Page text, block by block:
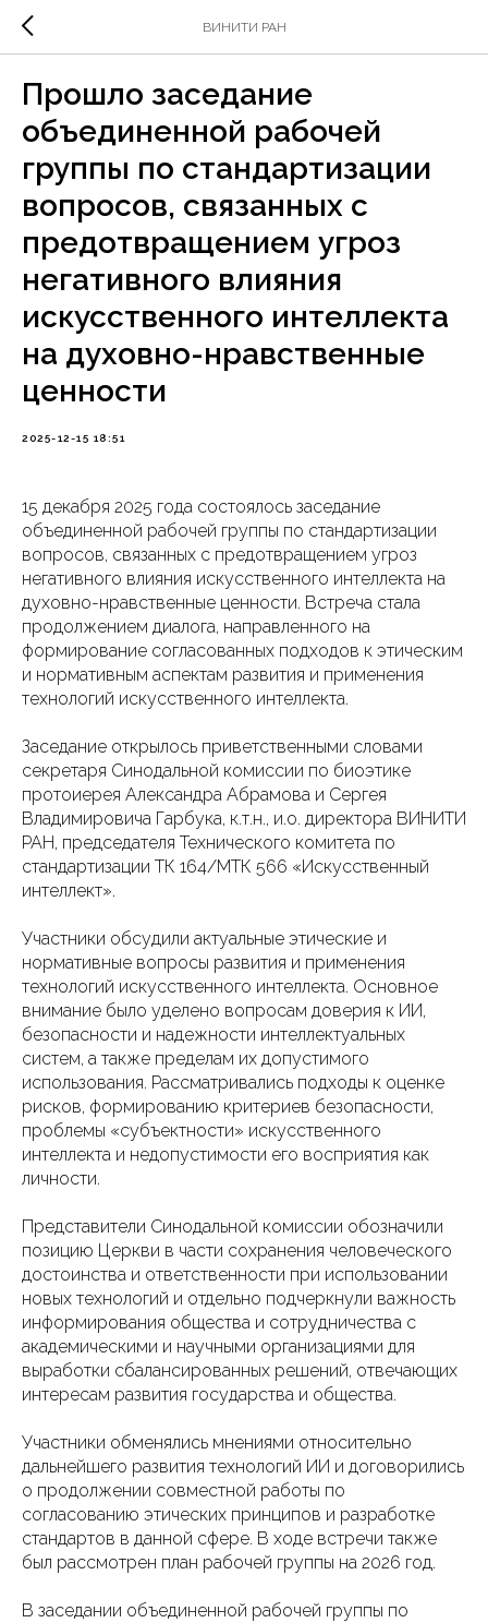
ВИНИТИ РАН
Прошло заседание
объединенной рабочей
группы по стандартизации
вопросов, связанных с
предотвращением угроз
негативного влияния
искусственного интеллекта
на духовно-нравственные
ценности
2025-12-15 18:51
15 декабря 2025 года состоялось заседание
объединенной рабочей группы по стандартизации
вопросов, связанных с предотвращением угроз
негативного влияния искусственного интеллекта на
духовно-нравственные ценности. Встреча стала
продолжением диалога, направленного на
формирование согласованных подходов к этическим
и нормативным аспектам развития и применения
технологий искусственного интеллекта.
Заседание открылось приветственными словами
секретаря Синодальной комиссии по биоэтике
протоиерея Александра Абрамова и Сергея
Владимировича Гарбука, к.т.н., и.о. директора ВИНИТИ
РАН, председателя Технического комитета по
стандартизации ТК 164/МТК 566 «Искусственный
интеллект».
Участники обсудили актуальные этические и
нормативные вопросы развития и применения
технологий искусственного интеллекта. Основное
внимание было уделено вопросам доверия к ИИ,
безопасности и надежности интеллектуальных
систем, а также пределам их допустимого
использования. Рассматривались подходы к оценке
рисков, формированию критериев безопасности,
проблемы «субъектности» искусственного
интеллекта и недопустимости его восприятия как
личности.
Представители Синодальной комиссии обозначили
позицию Церкви в части сохранения человеческого
достоинства и ответственности при использовании
новых технологий и отдельно подчеркнули важность
информирования общества и сотрудничества с
академическими и научными организациями для
выработки сбалансированных решений, отвечающих
интересам развития государства и общества.
Участники обменялись мнениями относительно
дальнейшего развития технологий ИИ и договорились
о продолжении совместной работы по
согласованию этических принципов и разработке
стандартов в данной сфере. В ходе встречи также
был рассмотрен план рабочей группы на 2026 год.
В заседании объединенной рабочей группы по